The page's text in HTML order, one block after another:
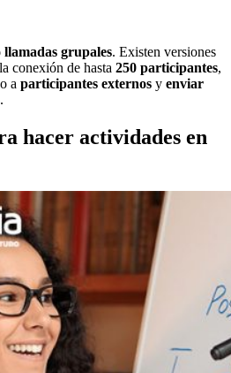
grupales. Existen versiones
conexión de hasta 250 participantes,
a participantes externos y enviar
hacer actividades en